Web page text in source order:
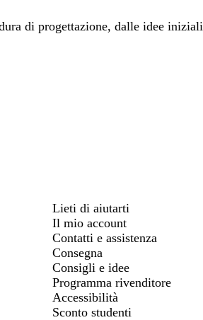
di progettazione, dalle idee iniziali
Lieti di aiutarti
Il mio account
Contatti e assistenza
Consegna
Consigli e idee
Programma rivenditore
Accessibilità
Sconto studenti